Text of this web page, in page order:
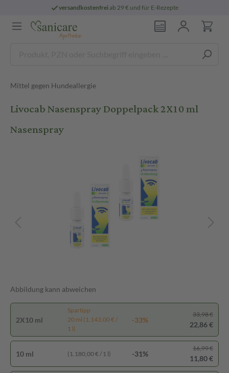
versandkostenfreiab 29 € und für E-Rezepte
Mittel gegen Hundeallergie
Livocab Nasenspray Doppelpack 2X10 ml
Nasenspray
Abbildung kann abweichen
2X10 ml
Spartipp
20 ml (1.143,00 € /
1 l)
-33%
33,98 €
22,86 €
10 ml (1.180,00 € / 1 l) -31%
16,99 €
11,80 €